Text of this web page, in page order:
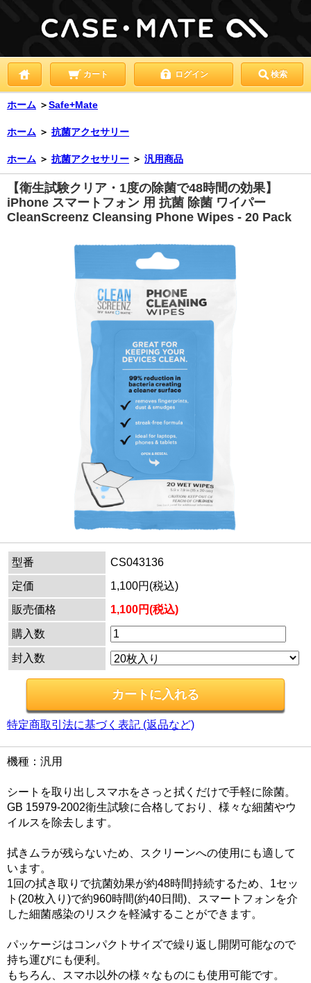
カート ログイン 検索
ホーム ＞Safe+Mate
ホーム ＞ 抗菌アクセサリー
ホーム ＞ 抗菌アクセサリー ＞ 汎用商品
【衛生試験クリア・1度の除菌で48時間の効果】
iPhone スマートフォン 用 抗菌 除菌 ワイパー
CleanScreenz Cleansing Phone Wipes - 20 Pack
型番
CS043136
定価
1,100円(税込)
販売価格
1,100円(税込)
購入数
封入数
特定商取引法に基づく表記 (返品など)
機種：汎用
シートを取り出しスマホをさっと拭くだけで手軽に除菌。
GB 15979-2002衛生試験に合格しており、様々な細菌やウ
イルスを除去します。
拭きムラが残らないため、スクリーンへの使用にも適して
います。
1回の拭き取りで抗菌効果が約48時間持続するため、1セッ
ト(20枚入り)で約960時間(約40日間)、スマートフォンを介
した細菌感染のリスクを軽減することができます。
パッケージはコンパクトサイズで繰り返し開閉可能なので
持ち運びにも便利。
もちろん、スマホ以外の様々なものにも使用可能です。